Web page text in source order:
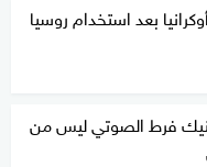
بعد استخدام روسيا
فرط الصوتي ليس من